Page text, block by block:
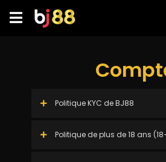
content
Politique KYC de BJ88
Politique de plus de 18 ans